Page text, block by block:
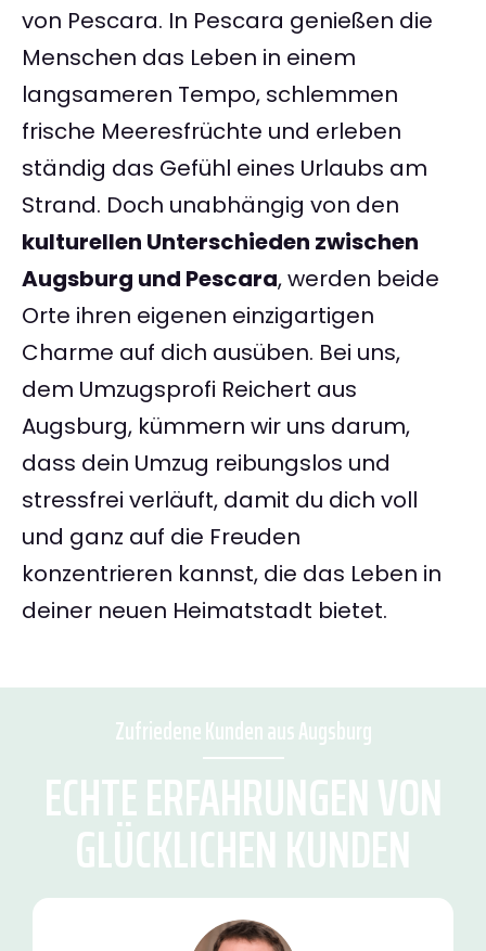
von Pescara. In Pescara genießen die
Menschen das Leben in einem
langsameren Tempo, schlemmen
frische Meeresfrüchte und erleben
ständig das Gefühl eines Urlaubs am
Strand. Doch unabhängig von den
kulturellen Unterschieden zwischen
Augsburg und Pescara, werden beide
Orte ihren eigenen einzigartigen
Charme auf dich ausüben. Bei uns,
dem Umzugsprofi Reichert aus
Augsburg, kümmern wir uns darum,
dass dein Umzug reibungslos und
stressfrei verläuft, damit du dich voll
und ganz auf die Freuden
konzentrieren kannst, die das Leben in
deiner neuen Heimatstadt bietet.
Zufriedene Kunden aus Augsburg
ECHTE ERFAHRUNGEN VON
GLÜCKLICHEN KUNDEN